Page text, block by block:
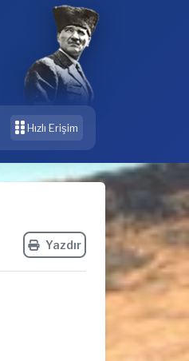
Hızlı Erişim
Yazdır